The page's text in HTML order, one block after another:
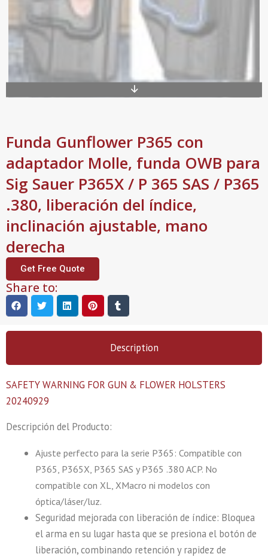
Funda Gunflower P365 con
adaptador Molle, funda OWB para
Sig Sauer P365X / P 365 SAS / P365
.380, liberación del índice,
inclinación ajustable, mano
derecha
Get Free Quote
Share to:
Description
SAFETY WARNING FOR GUN & FLOWER HOLSTERS
20240929
Descripción del Producto:
Ajuste perfecto para la serie P365: Compatible con
P365, P365X, P365 SAS y P365 .380 ACP. No
compatible con XL, XMacro ni modelos con
óptica/láser/luz.
Seguridad mejorada con liberación de índice: Bloquea
el arma en su lugar hasta que se presiona el botón de
liberación, combinando retención y rapidez de